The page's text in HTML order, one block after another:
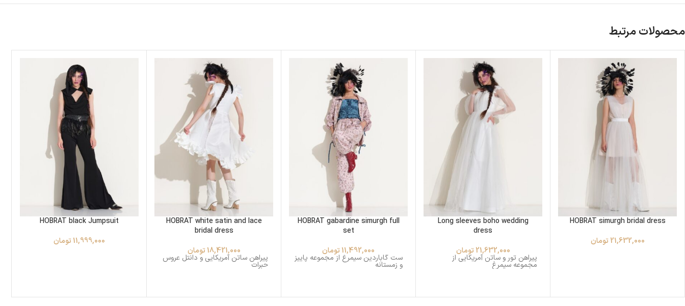
محصولات مرتبط
HOBRAT simurgh bridal dress
21,632,000 تومان
Long sleeves boho wedding
dress
21,632,000 تومان
پیراهن تور و ساتن آمریکایی از
مجموعه سیمرغ
HOBRAT gabardine simurgh full
set
11,492,000 تومان
ست گاباردین سیمرغ از مجموعه پاییز
و زمستانه
HOBRAT white satin and lace
bridal dress
18,421,000 تومان
پیراهن ساتن آمریکایی و دانتل عروس
حبرات
HOBRAT black Jumpsuit
11,999,000 تومان